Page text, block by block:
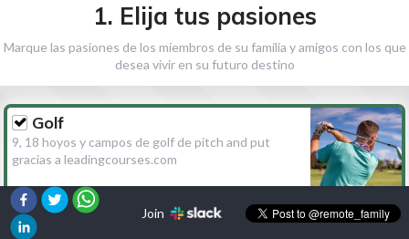
1. Elija tus pasiones
Marque las pasiones de los miembros de su familia y amigos con los que
desea vivir en su futuro destino
Golf
9, 18 hoyos y campos de golf de pitch and put
gracias a leadingcourses.com
Senderismo
Join